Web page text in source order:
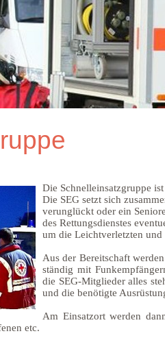
Die Schnelleinsatzgruppe
Die SEG setzt sich
verunglückt oder ein
des Rettungsdienstes
um die Leichtverletzten
Aus der Bereitschaft
ständig mit
die SEG-Mitglieder alles
und die benötigte
Am Einsatzort werden
etc.